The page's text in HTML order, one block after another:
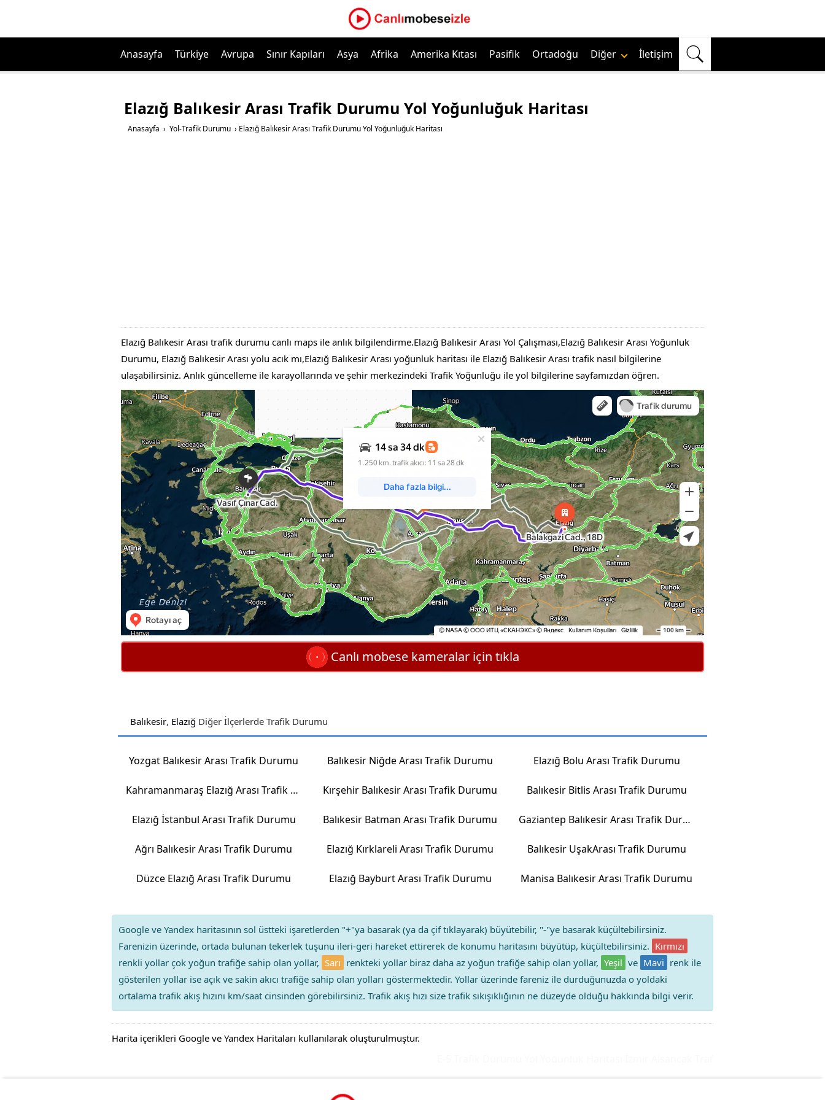
Anasayfa Türkiye Avrupa Sınır Kapıları Asya Afrika Amerika Kıtası Pasifik Ortadoğu Diğer İletişim
Elazığ Balıkesir Arası Trafik Durumu Yol Yoğunluğuk Haritası
Anasayfa › Yol-Trafik Durumu › Elazığ Balıkesir Arası Trafik Durumu Yol Yoğunluğuk Haritası
Elazığ Balıkesir Arası trafik durumu canlı maps ile anlık bilgilendirme.Elazığ Balıkesir Arası Yol Çalışması,Elazığ Balıkesir Arası Yoğunluk
Durumu, Elazığ Balıkesir Arası yolu acık mı,Elazığ Balıkesir Arası yoğunluk haritası ile Elazığ Balıkesir Arası trafik nasıl bilgilerine
ulaşabilirsiniz. Anlık güncelleme ile karayollarında ve şehir merkezindeki Trafik Yoğunluğu ile yol bilgilerine sayfamızdan öğren.
Canlı mobese kameralar için tıkla
Balıkesir, Elazığ Diğer İlçerlerde Trafik Durumu
Yozgat Balıkesir Arası Trafik Durumu Balıkesir Niğde Arası Trafik Durumu Elazığ Bolu Arası Trafik Durumu
Kahramanmaraş Elazığ Arası Trafik Durumu Kırşehir Balıkesir Arası Trafik Durumu Balıkesir Bitlis Arası Trafik Durumu
Elazığ İstanbul Arası Trafik Durumu Balıkesir Batman Arası Trafik Durumu Gaziantep Balıkesir Arası Trafik Durumu
Ağrı Balıkesir Arası Trafik Durumu Elazığ Kırklareli Arası Trafik Durumu Balıkesir UşakArası Trafik Durumu
Düzce Elazığ Arası Trafik Durumu Elazığ Bayburt Arası Trafik Durumu Manisa Balıkesir Arası Trafik Durumu
Google ve Yandex haritasının sol üstteki işaretlerden "+"ya basarak (ya da çif tıklayarak) büyütebilir, "-"ye basarak küçültebilirsiniz.
Farenizin üzerinde, ortada bulunan tekerlek tuşunu ileri-geri hareket ettirerek de konumu haritasını büyütüp, küçültebilirsiniz. Kırmızı
renkli yollar çok yoğun trafiğe sahip olan yollar, Sarı renkteki yollar biraz daha az yoğun trafiğe sahip olan yollar, Yeşil ve Mavi renk ile
gösterilen yollar ise açık ve sakin akıcı trafiğe sahip olan yolları göstermektedir. Yollar üzerinde fareniz ile durduğunuzda o yoldaki
ortalama trafik akış hızını km/saat cinsinden görebilirsiniz. Trafik akış hızı size trafik sıkışıklığının ne düzeyde olduğu hakkında bilgi verir.
Harita içerikleri Google ve Yandex Haritaları kullanılarak oluşturulmuştur.